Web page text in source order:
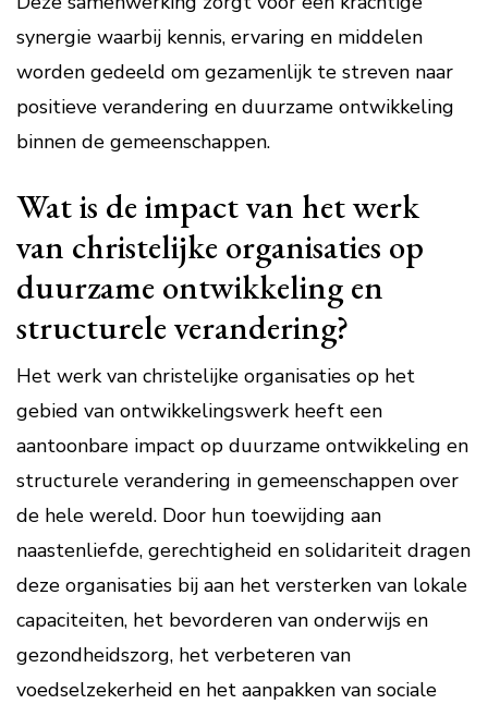
synergie waarbij kennis, ervaring en middelen
worden gedeeld om gezamenlijk te streven naar
positieve verandering en duurzame ontwikkeling
binnen de gemeenschappen.
Wat is de impact van het werk
van christelijke organisaties op
duurzame ontwikkeling en
structurele verandering?
Het werk van christelijke organisaties op het
gebied van ontwikkelingswerk heeft een
aantoonbare impact op duurzame ontwikkeling en
structurele verandering in gemeenschappen over
de hele wereld. Door hun toewijding aan
naastenliefde, gerechtigheid en solidariteit dragen
deze organisaties bij aan het versterken van lokale
capaciteiten, het bevorderen van onderwijs en
gezondheidszorg, het verbeteren van
voedselzekerheid en het aanpakken van sociale